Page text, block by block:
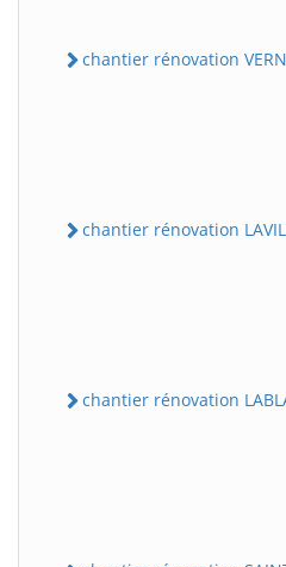
chantier rénovation
chantier rénovation
chantier rénovation